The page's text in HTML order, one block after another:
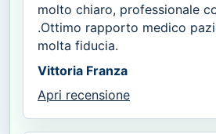
molto chiaro, professionale
.Ottimo rapporto medico
molta fiducia.
Vittoria Franza
Apri recensione